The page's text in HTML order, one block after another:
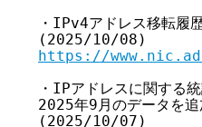
・IPv4アドレス移転履
https://
・IPアドレスに関する
2025年9月のデータを追